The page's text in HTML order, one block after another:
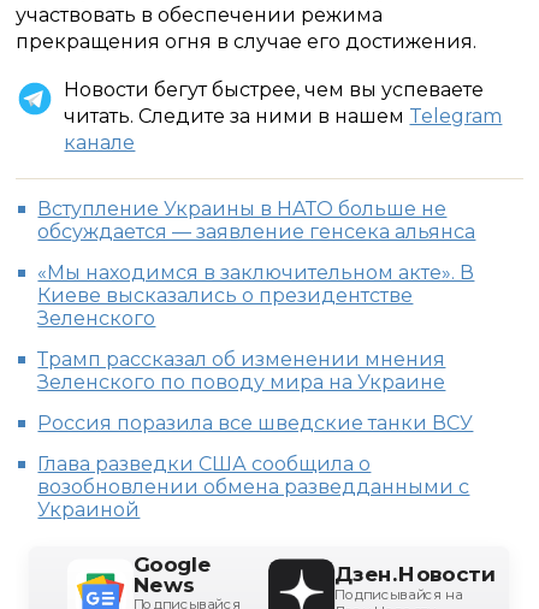
участвовать в обеспечении режима
прекращения огня в случае его достижения.
Новости бегут быстрее, чем вы успеваете
читать. Следите за ними в нашем Telegram
канале
Вступление Украины в НАТО больше не
обсуждается — заявление генсека альянса
«Мы находимся в заключительном акте». В
Киеве высказались о президентстве
Зеленского
Трамп рассказал об изменении мнения
Зеленского по поводу мира на Украине
Россия поразила все шведские танки ВСУ
Глава разведки США сообщила о
возобновлении обмена разведданными с
Украиной
Google
News
Подписывайся
Дзен.Новости
Подписывайся на